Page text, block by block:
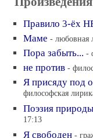
Правило 3-ёх
Маме - любовная
Пора забыть... -
не против -
Я присяду под
философская
Поэзия
17:13
Я свободен -